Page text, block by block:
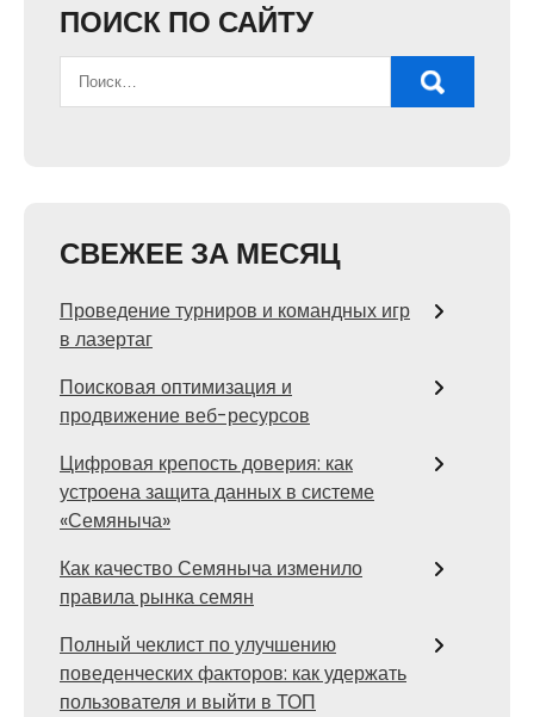
ПОИСК ПО САЙТУ
СВЕЖЕЕ ЗА МЕСЯЦ
Проведение турниров и командных игр
в лазертаг
Поисковая оптимизация и
продвижение веб-ресурсов
Цифровая крепость доверия: как
устроена защита данных в системе
«Семяныча»
Как качество Семяныча изменило
правила рынка семян
Полный чеклист по улучшению
поведенческих факторов: как удержать
пользователя и выйти в ТОП